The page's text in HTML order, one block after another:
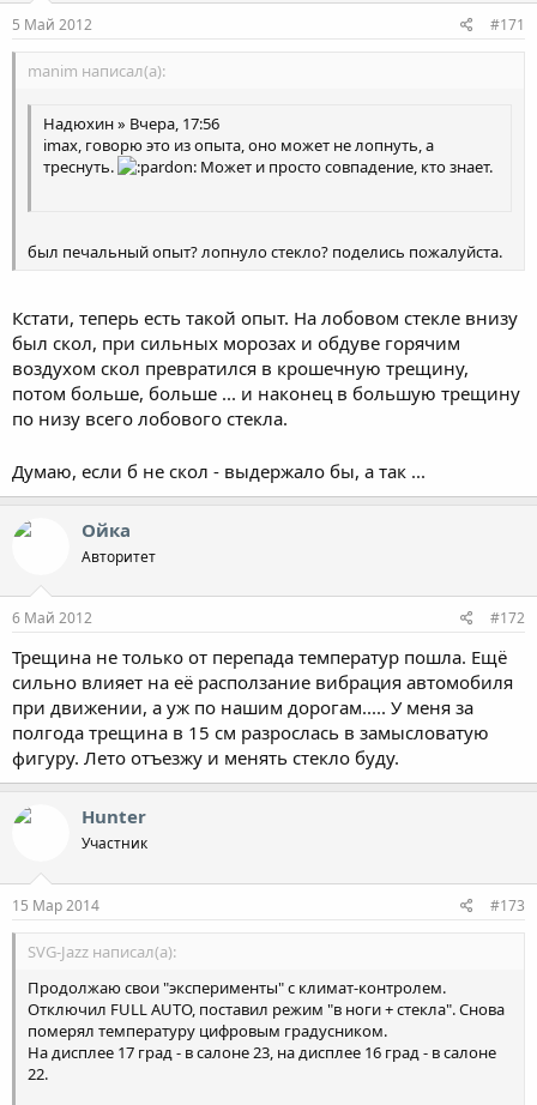
5 Май 2012 #171
manim написал(а):
Надюхин » Вчера, 17:56
imax, говорю это из опыта, оно может не лопнуть, а
треснуть.
Может и просто совпадение, кто знает.
был печальный опыт? лопнуло стекло? поделись пожалуйста.
Кстати, теперь есть такой опыт. На лобовом стекле внизу
был скол, при сильных морозах и обдуве горячим
воздухом скол превратился в крошечную трещину,
потом больше, больше ... и наконец в большую трещину
по низу всего лобового стекла.
Думаю, если б не скол - выдержало бы, а так ...
Ойка
Авторитет
6 Май 2012 #172
Трещина не только от перепада температур пошла. Ещё
сильно влияет на её расползание вибрация автомобиля
при движении, а уж по нашим дорогам..... У меня за
полгода трещина в 15 см разрослась в замысловатую
фигуру. Лето отъезжу и менять стекло буду.
Hunter
Участник
15 Мар 2014 #173
SVG-Jazz написал(а):
Продолжаю свои "эксперименты" с климат-контролем.
Отключил FULL AUTO, поставил режим "в ноги + стекла". Снова
померял температуру цифровым градусником.
На дисплее 17 град - в салоне 23, на дисплее 16 град - в салоне
22.